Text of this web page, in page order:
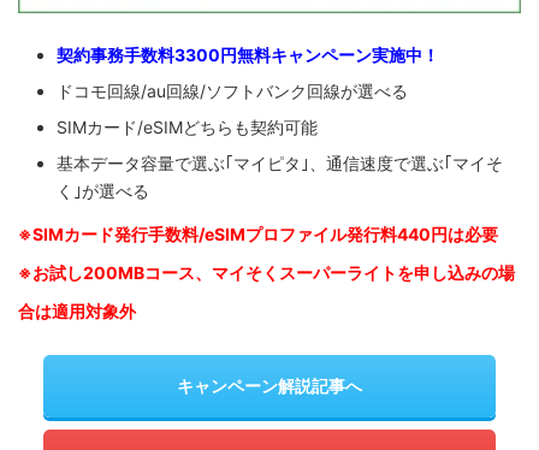
契約事務手数料3300円無料キャンペーン実施中！
ドコモ回線/au回線/ソフトバンク回線が選べる
SIMカード/eSIMどちらも契約可能
基本データ容量で選ぶ｢マイピタ｣、通信速度で選ぶ｢マイそ
く｣が選べる
※SIMカード発行手数料/eSIMプロファイル発行料440円は必要
※お試し200MBコース、マイそくスーパーライトを申し込みの場
合は適用対象外
キャンペーン解説記事へ